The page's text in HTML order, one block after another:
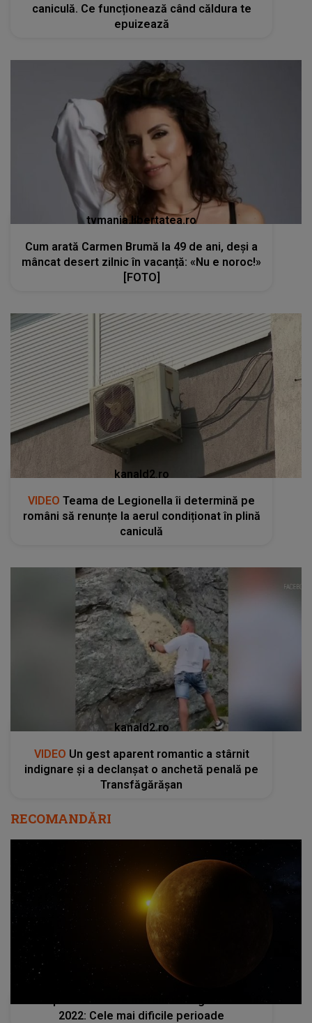
caniculă. Ce funcționează când căldura te
epuizează
tvmania.libertatea.ro
Cum arată Carmen Brumă la 49 de ani, deși a
mâncat desert zilnic în vacanță: «Nu e noroc!»
[FOTO]
kanald2.ro
VIDEO Teama de Legionella îi determină pe
români să renunțe la aerul condiționat în plină
caniculă
kanald2.ro
VIDEO Un gest aparent romantic a stârnit
indignare și a declanșat o anchetă penală pe
Transfăgărășan
RECOMANDĂRI
2022: Cele mai dificile perioade